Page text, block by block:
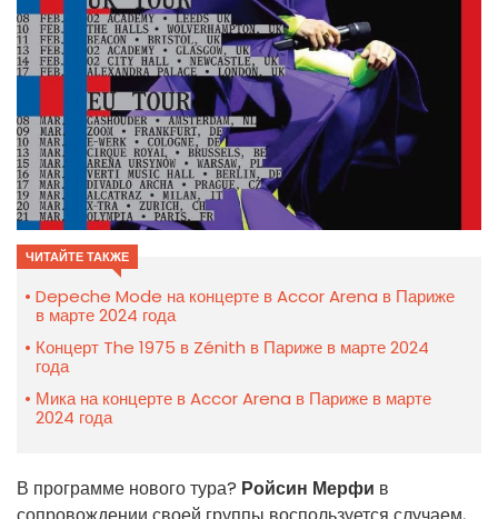
ЧИТАЙТЕ ТАКЖЕ
Depeche Mode на концерте в Accor Arena в Париже
в марте 2024 года
Концерт The 1975 в Zénith в Париже в марте 2024
года
Мика на концерте в Accor Arena в Париже в марте
2024 года
В программе нового тура? Ройсин Мерфи в